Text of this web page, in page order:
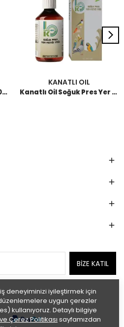
deneyiminizi iyileştirmek için
uygun çerezler
kullanıyoruz. Detaylı bilgiye
Çerez Politikası sayfamızdan
Meng-Vit Herbosol Plus 500 ML
KANATLI OIL
Kanatlı Oil Soğuk Pres Yer Fıstığı Yağı 250 ML
BİZE KATIL